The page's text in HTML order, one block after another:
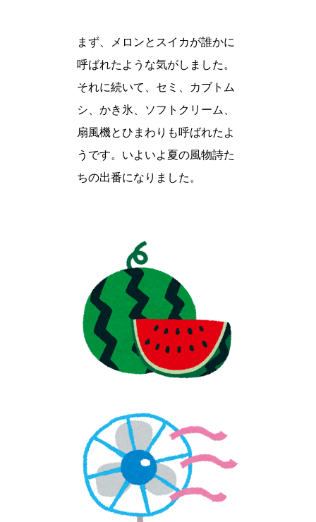
まず、メロンとスイカが誰かに
呼ばれたような気がしました。
それに続いて、セミ、カブトム
シ、かき氷、ソフトクリーム、
扇風機とひまわりも呼ばれたよ
うです。いよいよ夏の風物詩た
ちの出番になりました。